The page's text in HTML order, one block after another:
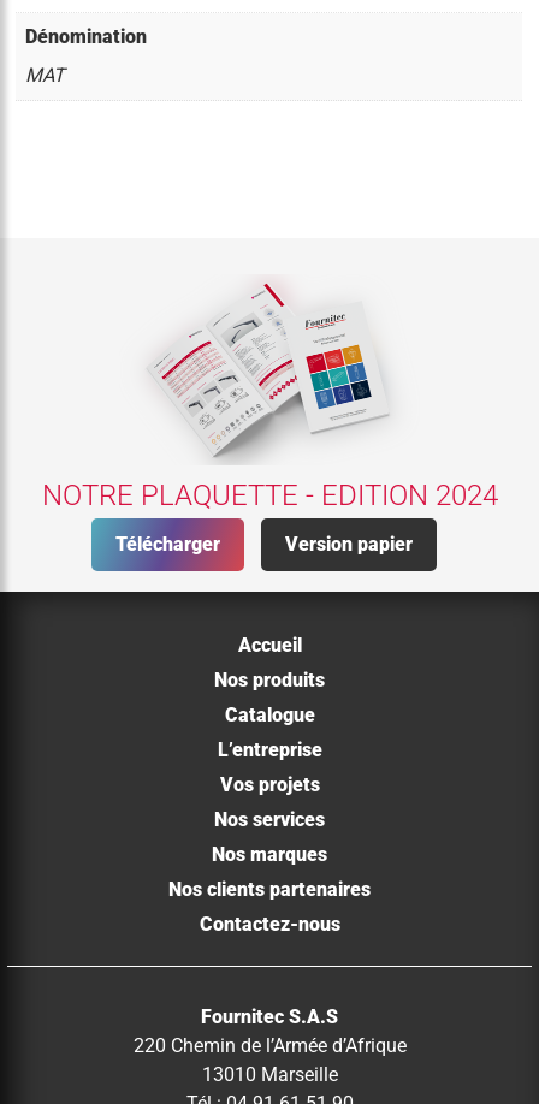
Dénomination
MAT
NOTRE PLAQUETTE - EDITION 2024
Télécharger Version papier
Accueil
Nos produits
Catalogue
L’entreprise
Vos projets
Nos services
Nos marques
Nos clients partenaires
Contactez-nous
Fournitec S.A.S
220 Chemin de l’Armée d’Afrique
13010 Marseille